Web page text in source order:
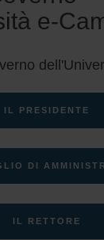
e-
IL PRESIDENTE
DI
IL RETTORE